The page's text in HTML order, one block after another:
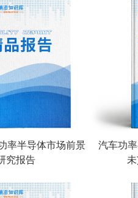
率半导体市场前景
究报告
汽车功